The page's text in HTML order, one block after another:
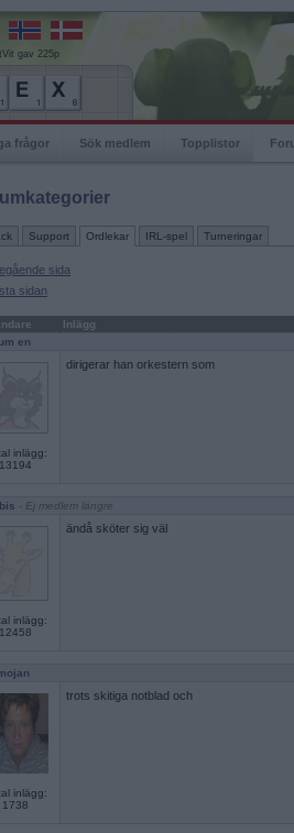
gav 225p
frågor Sök medlem Topplistor
Support Ordlekar IRL-spel Turneringar
sida
sidan
Inlägg
en
inlägg:
13194
dirigerar han orkestern som
- Ej medlem längre
inlägg:
12458
ändå sköter sig väl
inlägg:
1738
trots skitiga notblad och